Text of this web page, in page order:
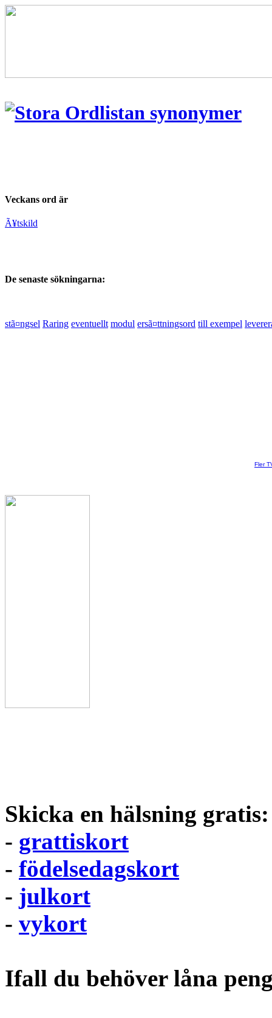
Veckans ord är
Ã¥tskild
De senaste sökningarna:
stã¤ngsel Raring eventuellt modul ersã¤ttningsord till exempel
Fler
Skicka en hälsning gratis:
- grattiskort
- födelsedagskort
- julkort
- vykort
Ifall du behöver låna